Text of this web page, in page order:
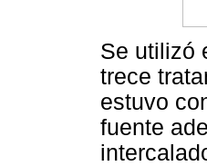
Se utilizó
trece
estuvo
fuente